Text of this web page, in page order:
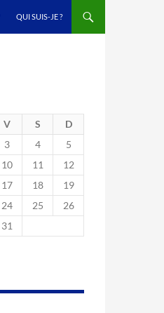
QUI SUIS-JE ?
V S
D
3 4
5
10 11
12
17 18
19
24 25
26
31